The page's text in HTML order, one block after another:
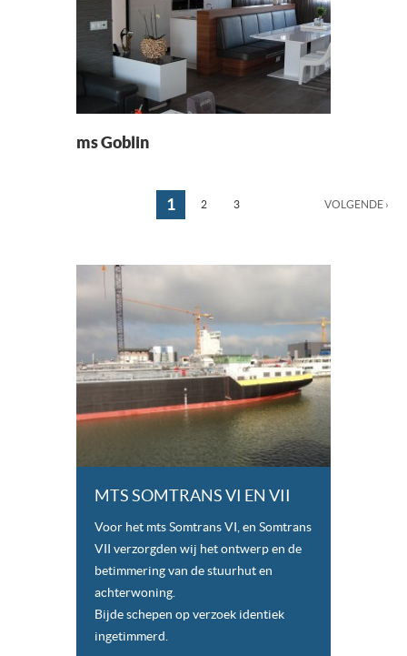
ms Goblin
1 2 3 VOLGENDE ›
MTS SOMTRANS VI EN VII
Voor het mts Somtrans VI, en Somtrans
VII verzorgden wij het ontwerp en de
betimmering van de stuurhut en
achterwoning.
Bijde schepen op verzoek identiek
ingetimmerd.